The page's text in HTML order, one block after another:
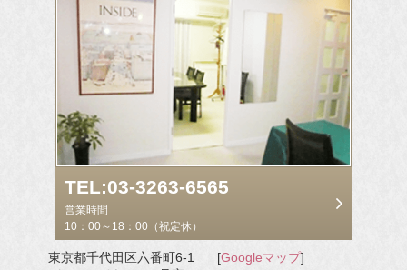
TEL:03-3263-6565
営業時間
10：00～18：00（祝定休）
東京都千代田区六番町6-1
[Googleマップ]